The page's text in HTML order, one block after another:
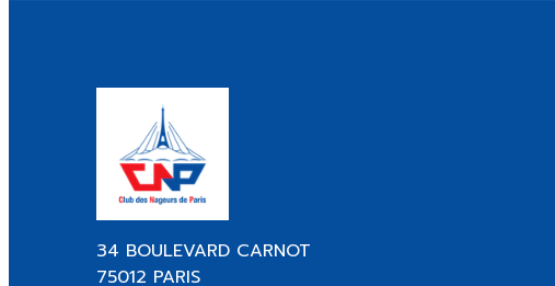
34 BOULEVARD CARNOT
75012 PARIS